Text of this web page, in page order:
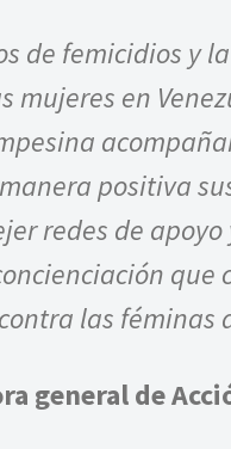
de femicidios y
mujeres en
positiva
redes de apoyo
las féminas
general de